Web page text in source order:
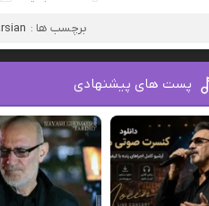
برچسب ها :
پست های پیشنهادی